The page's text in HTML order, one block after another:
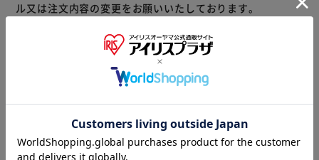
ル又は注文内容の変更をお願いいたしております。
商品はアイリスプラザがセレクトしたオススメ商品です。